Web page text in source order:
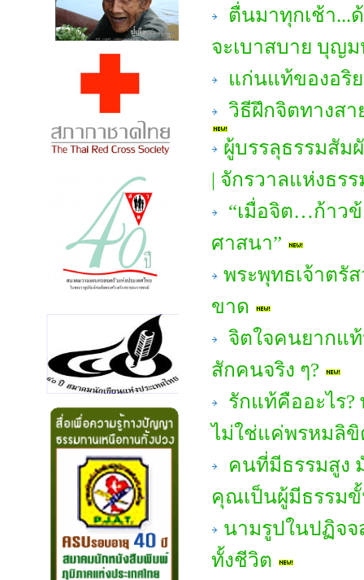
ตื่นมาทุกเช้า...
จะเบาสบาย บุญ
แก่นแท้ของอริ
วิธีฝึกจิตทางสา
ผู้บรรลุธรรมสัม
| จักรวาลแห่งธรร
“เมื่อจิต…ก้าว
ศาสนา”
พระพุทธเจ้าตรั
ขาด
จิตใจคนยากแ
สักคนจริง ๆ?
รักแท้คืออะไร
ไม่ใช่แค่พรหมลิ
คนที่มีธรรมสูง
คุณเป็นผู้มีธรรม
นามรูปในปฏิจจ
ทั้งชีวิต